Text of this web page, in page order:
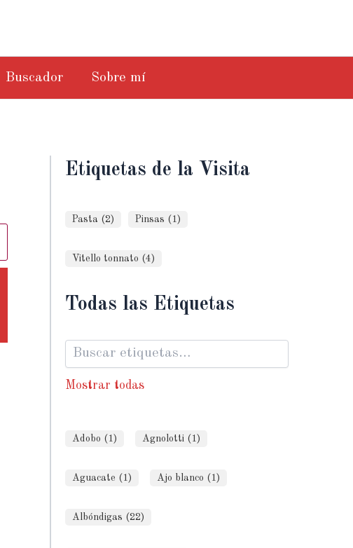
Buscador Sobre mí
Etiquetas de la Visita
Pasta (2) Pinsas (1)
Vitello tonnato (4)
Todas las Etiquetas
Mostrar todas
Adobo (1) Agnolotti (1)
Aguacate (1) Ajo blanco (1)
Albóndigas (22)